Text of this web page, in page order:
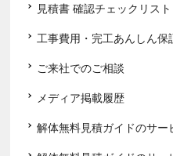
見積書 確認チェックリスト
工事費用・完工あんしん保
ご来社でのご相談
メディア掲載履歴
解体無料見積ガイドのサー